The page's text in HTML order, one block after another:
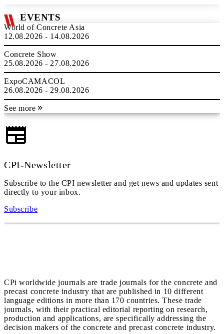
EVENTS
World of Concrete Asia
12.08.2026 - 14.08.2026
Concrete Show
25.08.2026 - 27.08.2026
ExpoCAMACOL
26.08.2026 - 29.08.2026
See more
CPI-Newsletter
Subscribe to the CPI newsletter and get news and updates sent
directly to your inbox.
Subscribe
CPi worldwide journals are trade journals for the concrete and
precast concrete industry that are published in 10 different
language editions in more than 170 countries. These trade
journals, with their practical editorial reporting on research,
production and applications, are specifically addressing the
decision makers of the concrete and precast concrete industry.